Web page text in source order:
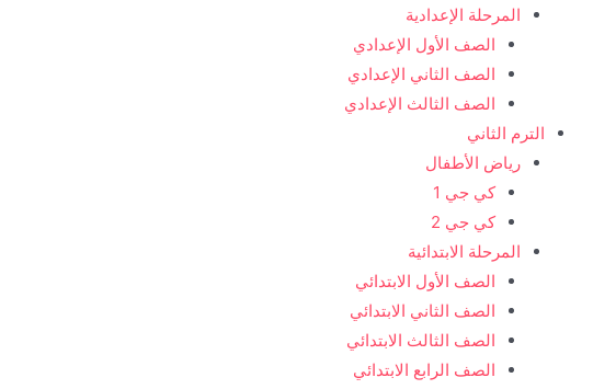
المرحلة الإعدادية
الصف الأول الإعدادي
الصف الثاني الإعدادي
الصف الثالث الإعدادي
الترم الثاني
رياض الأطفال
كي جي 1
كي جي 2
المرحلة الابتدائية
الصف الأول الابتدائي
الصف الثاني الابتدائي
الصف الثالث الابتدائي
الصف الرابع الابتدائي